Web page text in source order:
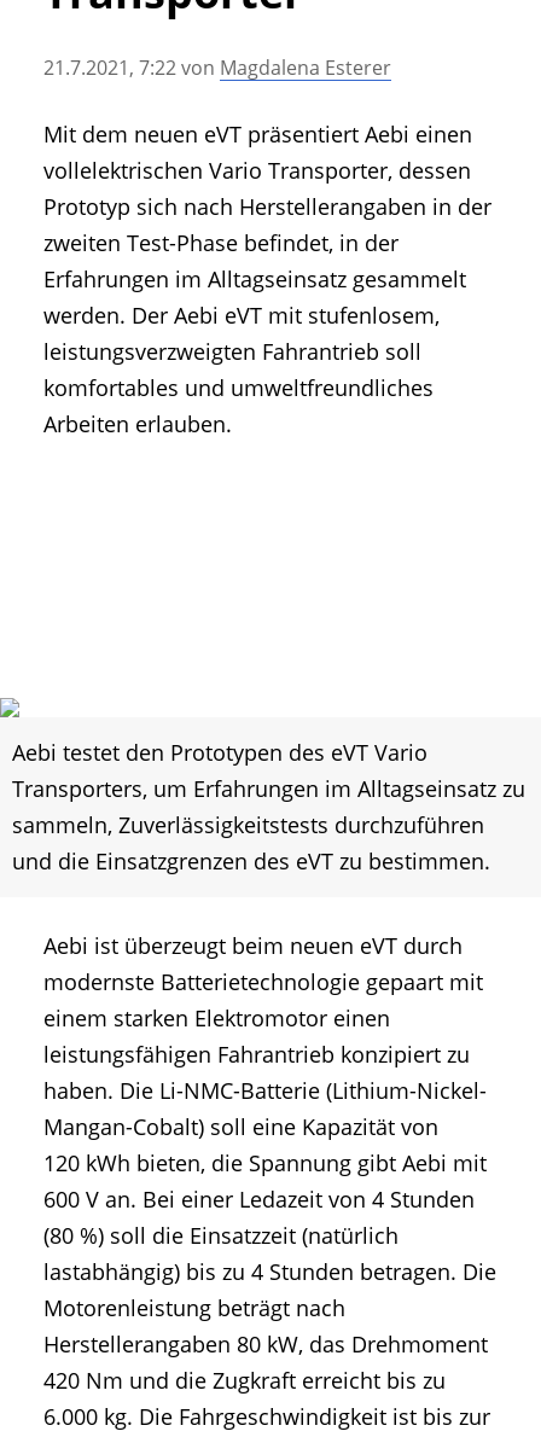
• Geschichte und Geschichten
• Messen und Veranstaltungen
• Agritechnica Neuheiten Archiv
• Artikel nach Hersteller/Marke
21.7.2021, 7:22von Magdalena Esterer
Mit dem neuen eVT präsentiert Aebi einen
vollelektrischen Vario Transporter, dessen
Prototyp sich nach Herstellerangaben in der
zweiten Test-Phase befindet, in der
Erfahrungen im Alltagseinsatz gesammelt
werden. Der Aebi eVT mit stufenlosem,
leistungsverzweigten Fahrantrieb soll
komfortables und umweltfreundliches
Arbeiten erlauben.
Aebi testet den Prototypen des eVT Vario
Transporters, um Erfahrungen im Alltagseinsatz zu
sammeln, Zuverlässigkeitstests durchzuführen
und die Einsatzgrenzen des eVT zu bestimmen.
Aebi ist überzeugt beim neuen eVT durch
modernste Batterietechnologie gepaart mit
einem starken Elektromotor einen
leistungsfähigen Fahrantrieb konzipiert zu
haben. Die Li-NMC-Batterie (Lithium-Nickel-
Mangan-Cobalt) soll eine Kapazität von
120 kWh bieten, die Spannung gibt Aebi mit
600 V an. Bei einer Ledazeit von 4 Stunden
(80 %) soll die Einsatzzeit (natürlich
lastabhängig) bis zu 4 Stunden betragen. Die
Motorenleistung beträgt nach
Herstellerangaben 80 kW, das Drehmoment
420 Nm und die Zugkraft erreicht bis zu
6.000 kg. Die Fahrgeschwindigkeit ist bis zur